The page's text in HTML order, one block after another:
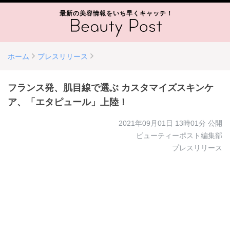
最新の美容情報をいち早くキャッチ！
ホーム プレスリリース
フランス発、肌目線で選ぶ カスタマイズスキンケ
ア、「エタピュール」上陸！
2021年09月01日 13時01分 公開
ビューティーポスト編集部
プレスリリース